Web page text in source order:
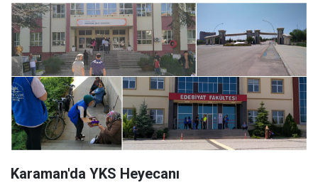
Karaman'da YKS Heyecanı